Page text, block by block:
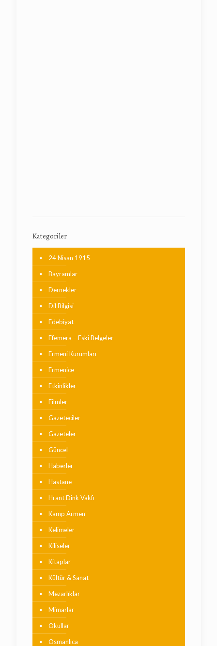
Kategoriler
24 Nisan 1915
Bayramlar
Dernekler
Dil Bilgisi
Edebiyat
Efemera – Eski Belgeler
Ermeni Kurumları
Ermenice
Etkinlikler
Filmler
Gazeteciler
Gazeteler
Güncel
Haberler
Hastane
Hrant Dink Vakfı
Kamp Armen
Kelimeler
Kiliseler
Kitaplar
Kültür & Sanat
Mezarlıklar
Mimarlar
Okullar
Osmanlıca